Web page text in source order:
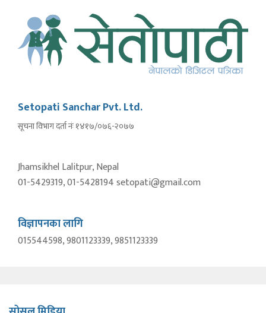
Setopati Sanchar Pvt. Ltd.
सूचना विभाग दर्ता नंः १४१७/०७६-२०७७
Jhamsikhel Lalitpur, Nepal
01-5429319, 01-5428194 setopati@gmail.com
विज्ञापनका लागि
015544598, 9801123339, 9851123339